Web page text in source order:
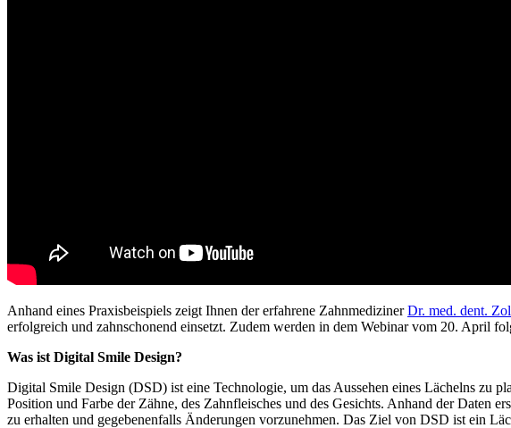
Anhand eines Praxisbeispiels zeigt Ihnen der erfahrene ZahnmedizinerDr. med. dent.
erfolgreich und zahnschonend einsetzt. Zudem werden in dem Webinar vom 20. April
Was ist Digital Smile Design?
Digital Smile Design (DSD) ist eine Technologie, um das Aussehen eines Lächelns zu
Position und Farbe der Zähne, des Zahnfleisches und des Gesichts. Anhand der Daten
zu erhalten und gegebenenfalls Änderungen vorzunehmen. Das Ziel von DSD ist ein